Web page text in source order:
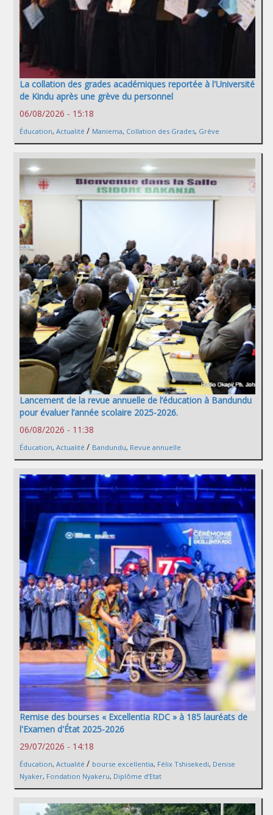
La collation des grades académiques reportée à l'Université
de Kindu après une grève du personnel
06/08/2026 - 15:18
Éducation, Actualité / Maniema, Collation des Grades, Grève
Lancement de la revue annuelle de l’éducation à Bandundu
pour évaluer l’année scolaire 2025-2026.
06/08/2026 - 11:38
Éducation, Actualité / Bandundu, Revue annuelle
Remise des bourses « Excellentia RDC » à 185 lauréats de
l'Examen d'État 2025-2026
29/07/2026 - 14:18
Éducation, Actualité / bourse excellentia, Félix Tshisekedi, Denise
Nyaker, Fondation Nyakeru, Diplôme d’Etat